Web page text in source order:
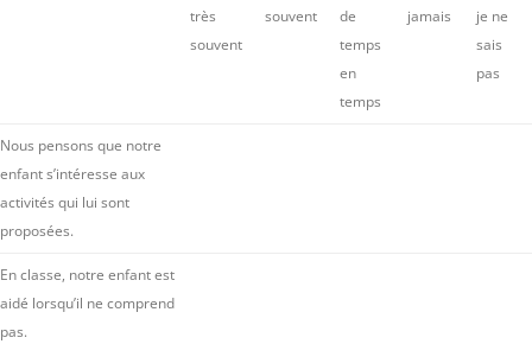
très
souvent
souvent
de
temps
en
temps
jamais
je ne
sais
pas
Nous pensons que notre
enfant s’intéresse aux
activités qui lui sont
proposées.
En classe, notre enfant est
aidé lorsqu’il ne comprend
pas.